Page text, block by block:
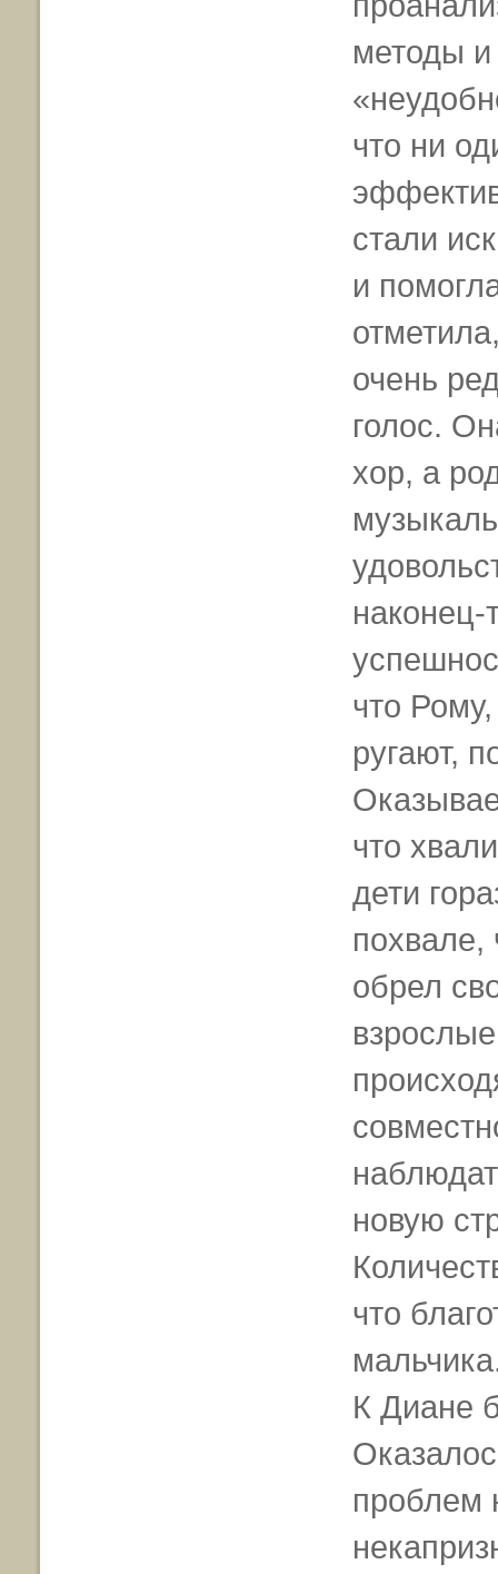
методы и
что ни
стали
и
очень
голос.
хор, а
наконец-
что
ругают,
что
дети
похвале,
обрел
новую
что
К Диане
проблем